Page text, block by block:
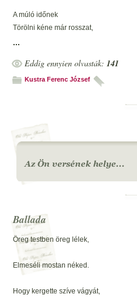
A múló időnek
Törölni kéne már rosszat,
A múló időnek
Gyógyírként kéne működni
Már meg kellene újulni,
A sikert előre tolni.
Budapest, 2000. július 9. ?Kustra
...
Eddig ennyien olvasták: 141
Kustra Ferenc József
Ballada
Öreg testben öreg lélek,
Elmeséli mostan néked.
Hogy kergette szíve vágyát,